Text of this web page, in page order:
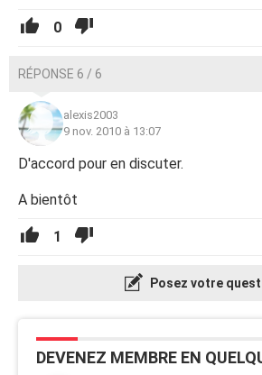
0
RÉPONSE 6 / 6
alexis2003
9 nov. 2010 à 13:07
D'accord pour en discuter.
A bientôt
1
Posez votre
DEVENEZ MEMBRE EN